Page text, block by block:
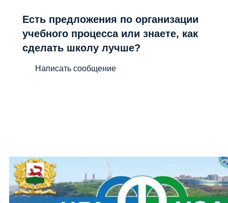
Есть предложения по организации
учебного процесса или знаете, как
сделать школу лучше?
Написать сообщение